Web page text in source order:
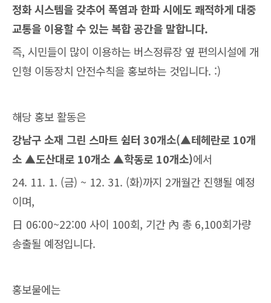
정화 시스템을 갖추어 폭염과 한파 시에도 쾌적하게 대중
교통을 이용할 수 있는복합 공간을 말합니다.
즉, 시민들이 많이 이용하는 버스정류장 옆 편의시설에 개
인형 이동장치 안전수칙을 홍보하는 것입니다. :)
해당 홍보 활동은
강남구 소재 그린 스마트 쉼터 30개소(▲테헤란로 10개
소 ▲도산대로 10개소 ▲학동로 10개소)에서
24. 11. 1. (금) ~ 12. 31. (화)까지 2개월간 진행될 예정
이며,
日 06:00~22:00 사이 100회, 기간 內 총 6,100회가량
송출될 예정입니다.
홍보물에는